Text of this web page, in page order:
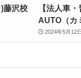
藤沢校
【法人車
AUTO（カ
2024年5月12日